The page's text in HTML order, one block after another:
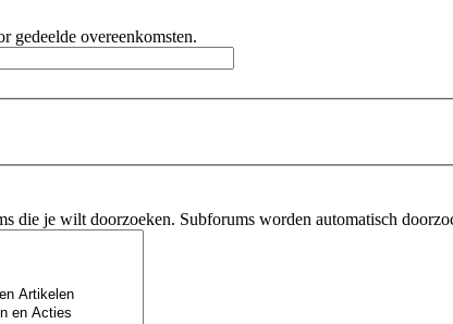
gedeelde overeenkomsten.
die je wilt doorzoeken. Subforums worden automatisch